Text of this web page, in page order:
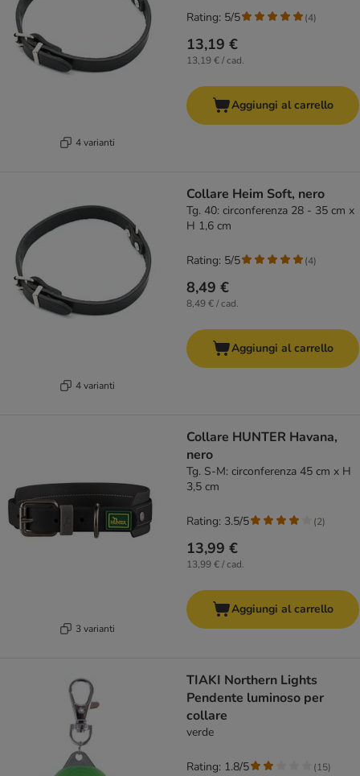
4 varianti
13,19 €
13,19 € / cad.
Rating: 5/5 (4)
Aggiungi al carrello
4 varianti
Collare Heim Soft, nero
Tg. 40: circonferenza 28 - 35 cm x
H 1,6 cm
8,49 €
8,49 € / cad.
Rating: 5/5 (4)
Aggiungi al carrello
3 varianti
Collare HUNTER Havana,
nero
Tg. S-M: circonferenza 45 cm x H
3,5 cm
13,99 €
13,99 € / cad.
Rating: 3.5/5 (2)
Aggiungi al carrello
TIAKI Northern Lights
Pendente luminoso per
collare
verde
Rating: 1.8/5 (15)